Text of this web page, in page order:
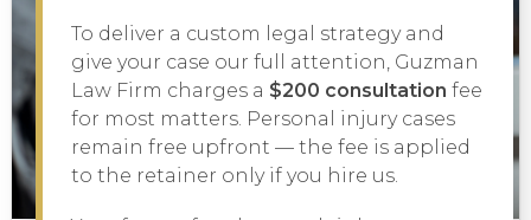
To deliver a custom legal strategy and
give your case our full attention, Guzman
Law Firm charges a $200 consultation fee
for most matters. Personal injury cases
remain free upfront — the fee is applied
to the retainer only if you hire us.